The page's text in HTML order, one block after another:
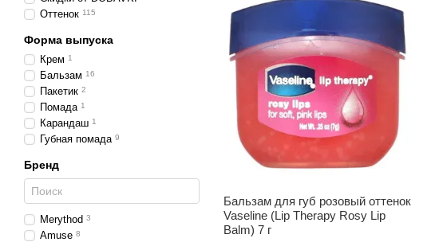
Бальзам для губ розовый оттенок
Vaseline (Lip Therapy Rosy Lip
Balm) 7 г
Оттенок 115
Форма выпуска
Крем 1
Бальзам 16
Пакетик 2
Помада 1
Карандаш 1
Губная помада 9
Бренд
Merythod 3
Amuse 8